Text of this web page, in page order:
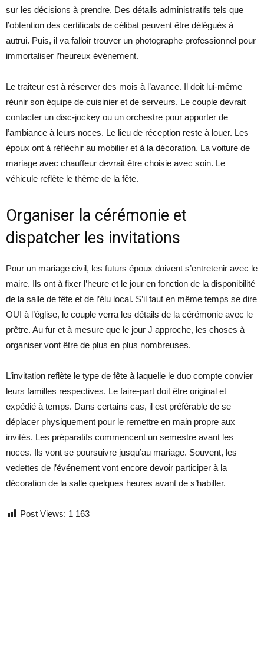
sur les décisions à prendre. Des détails administratifs tels que
l’obtention des certificats de célibat peuvent être délégués à
autrui. Puis, il va falloir trouver un photographe professionnel pour
immortaliser l’heureux événement.
Le traiteur est à réserver des mois à l’avance. Il doit lui-même
réunir son équipe de cuisinier et de serveurs. Le couple devrait
contacter un disc-jockey ou un orchestre pour apporter de
l’ambiance à leurs noces. Le lieu de réception reste à louer. Les
époux ont à réfléchir au mobilier et à la décoration. La voiture de
mariage avec chauffeur devrait être choisie avec soin. Le
véhicule reflète le thème de la fête.
Organiser la cérémonie et
dispatcher les invitations
Pour un mariage civil, les futurs époux doivent s’entretenir avec le
maire. Ils ont à fixer l’heure et le jour en fonction de la disponibilité
de la salle de fête et de l’élu local. S’il faut en même temps se dire
OUI à l’église, le couple verra les détails de la cérémonie avec le
prêtre. Au fur et à mesure que le jour J approche, les choses à
organiser vont être de plus en plus nombreuses.
L’invitation reflète le type de fête à laquelle le duo compte convier
leurs familles respectives. Le faire-part doit être original et
expédié à temps. Dans certains cas, il est préférable de se
déplacer physiquement pour le remettre en main propre aux
invités. Les préparatifs commencent un semestre avant les
noces. Ils vont se poursuivre jusqu’au mariage. Souvent, les
vedettes de l’événement vont encore devoir participer à la
décoration de la salle quelques heures avant de s’habiller.
Post Views: 1 163